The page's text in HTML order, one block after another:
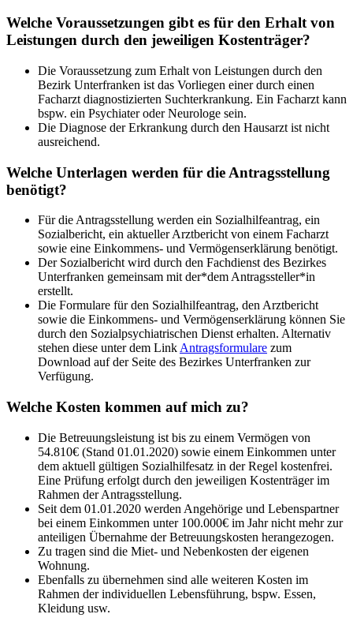
Welche Voraussetzungen gibt es für den Erhalt von
Leistungen durch den jeweiligen Kostenträger?
Die Voraussetzung zum Erhalt von Leistungen durch den
Bezirk Unterfranken ist das Vorliegen einer durch einen
Facharzt diagnostizierten Suchterkrankung. Ein Facharzt kann
bspw. ein Psychiater oder Neurologe sein.
Die Diagnose der Erkrankung durch den Hausarzt ist nicht
ausreichend.
Welche Unterlagen werden für die Antragsstellung
benötigt?
Für die Antragsstellung werden ein Sozialhilfeantrag, ein
Sozialbericht, ein aktueller Arztbericht von einem Facharzt
sowie eine Einkommens- und Vermögenserklärung benötigt.
Der Sozialbericht wird durch den Fachdienst des Bezirkes
Unterfranken gemeinsam mit der*dem Antragssteller*in
erstellt.
Die Formulare für den Sozialhilfeantrag, den Arztbericht
sowie die Einkommens- und Vermögenserklärung können Sie
durch den Sozialpsychiatrischen Dienst erhalten. Alternativ
stehen diese unter dem LinkAntragsformulare zum
Download auf der Seite des Bezirkes Unterfranken zur
Verfügung.
Welche Kosten kommen auf mich zu?
Die Betreuungsleistung ist bis zu einem Vermögen von
54.810€ (Stand 01.01.2020) sowie einem Einkommen unter
dem aktuell gültigen Sozialhilfesatz in der Regel kostenfrei.
Eine Prüfung erfolgt durch den jeweiligen Kostenträger im
Rahmen der Antragsstellung.
Seit dem 01.01.2020 werden Angehörige und Lebenspartner
bei einem Einkommen unter 100.000€ im Jahr nicht mehr zur
anteiligen Übernahme der Betreuungskosten herangezogen.
Zu tragen sind die Miet- und Nebenkosten der eigenen
Wohnung.
Ebenfalls zu übernehmen sind alle weiteren Kosten im
Rahmen der individuellen Lebensführung, bspw. Essen,
Kleidung usw.